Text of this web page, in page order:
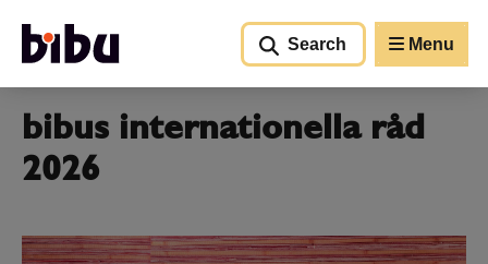
Search
Menu
bibus internationella råd
2026